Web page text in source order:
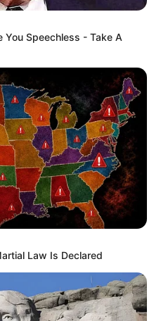
You Speechless - Take A
Law Is Declared